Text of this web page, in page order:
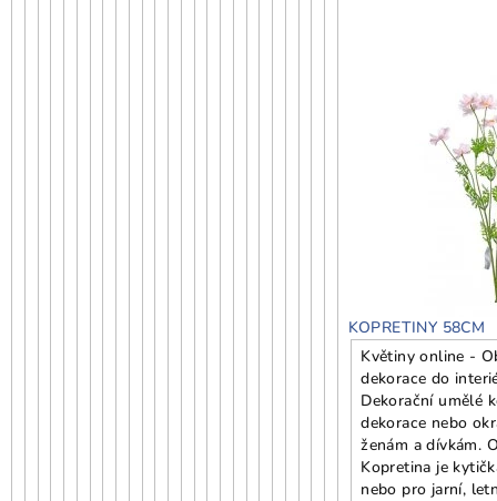
KOPRETINY 58CM
Květiny online -
dekorace do
Dekorační umělé
dekorace nebo
ženám a dívkám.
Kopretina je
nebo pro jarní,